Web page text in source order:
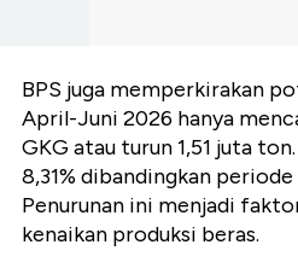
BPS juga memperkirakan
April-Juni 2026 hanya
GKG atau turun 1,51 juta
8,31% dibandingkan
Penurunan ini menjadi
kenaikan produksi beras.